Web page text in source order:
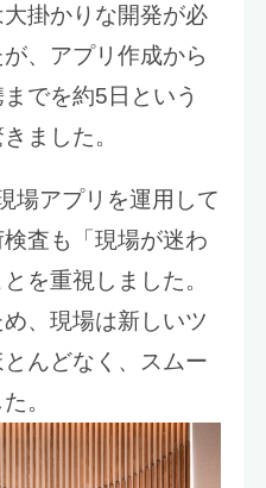
掛かりな開発が必
、アプリ作成から
でを約5日という
ました。
場アプリを運用して
査も「現場が迷わ
を重視しました。
、現場は新しいツ
んどなく、スムー
。